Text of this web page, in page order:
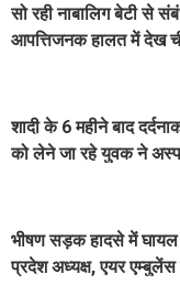
सो रही नाबालिग बेटी से
आपत्तिजनक हालत में देख
शादी के 6 महीने बाद
को लेने जा रहे युवक ने
भीषण सड़क हादसे में घायल
प्रदेश अध्यक्ष, एयर